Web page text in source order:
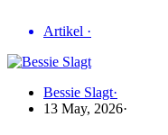
Artikel ·
Bessie Slagt·
13 May, 2026·